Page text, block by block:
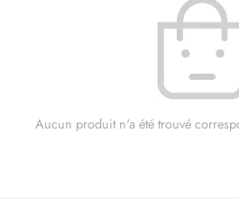
Aucun produit n'a été trouvé